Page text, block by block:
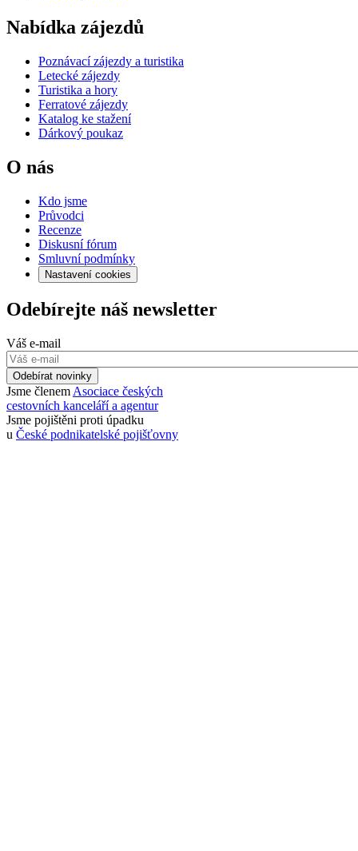
Nabídka zájezdů
Poznávací zájezdy a turistika
Letecké zájezdy
Turistika a hory
Ferratové zájezdy
Katalog ke stažení
Dárkový poukaz
O nás
Kdo jsme
Průvodci
Recenze
Diskusní fórum
Smluvní podmínky
Nastavení cookies
Odebírejte náš newsletter
Váš e-mail
Odebírat novinky
Jsme členem Asociace českých
cestovních kanceláří a agentur
Jsme pojištěni proti úpadku
u České podnikatelské pojišťovny